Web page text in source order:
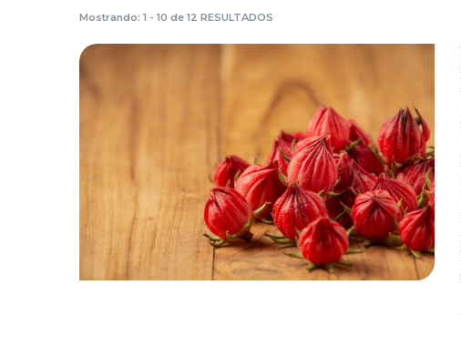
Mostrando: 1 - 10 de 12 RESULTADOS